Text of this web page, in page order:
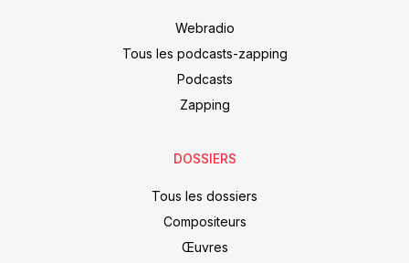
Webradio
Tous les podcasts-zapping
Podcasts
Zapping
DOSSIERS
Tous les dossiers
Compositeurs
Œuvres